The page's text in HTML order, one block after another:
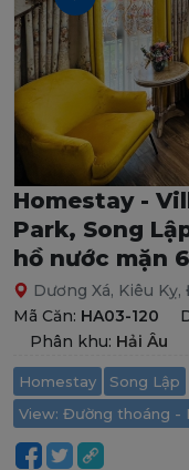
Homestay -
Park, Song
hồ nước mặn
Dương Xá, Kiêu
Mã Căn: HA03-120
Phân khu: Hải Âu
Homestay
Song Lập
View: Đường thoáng -